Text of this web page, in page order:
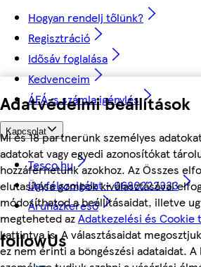
Adatvédelmi beállítások
Mi és 18 partnerünk személyes
adatokat vagy egyedi azonosítókat
hozzáférhetünk azokhoz. Az Összes
elutasítása gombok kiválasztásával
módosíthatod a beállításaidat, illetve
megteheted azAdatkezelési és Cookie
kattintva is. A választásaidat
ez nem érinti a böngészési adataidat.
Hogyan rendelj tőlünk?
Regisztráció
Idősáv foglalása
Kedvenceim
ÁFÁ-s számla igénylés
Kapcsolat
Tesco.hu
Ügyfélszolgálat - 0680222333
Áruházkereső
followUs